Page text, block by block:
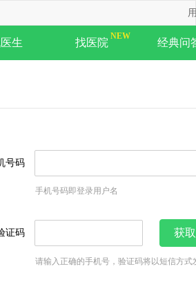
生 找医院 经典问
号码
手机号码即登录用户名
证码 获
请输入正确的手机号，验证码将以短信方式